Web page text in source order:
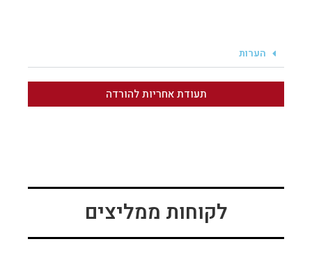
הערות
תעודת אחריות להורדה
לקוחות ממליצים